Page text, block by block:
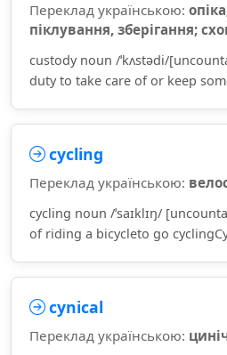
Переклад українською:
піклування, зберігання;
custody noun /ˈkʌstədi/
duty to take care of or keep
cycling
Переклад українською:
cycling noun /ˈsaɪklɪŋ/
of riding a bicycleto go
cynical
Переклад українською: